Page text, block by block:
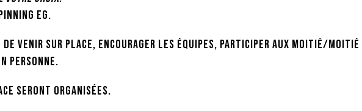
EG.
venir sur place, encourager les équipes, participer aux moitié/moitié
personne.
seront organisées.